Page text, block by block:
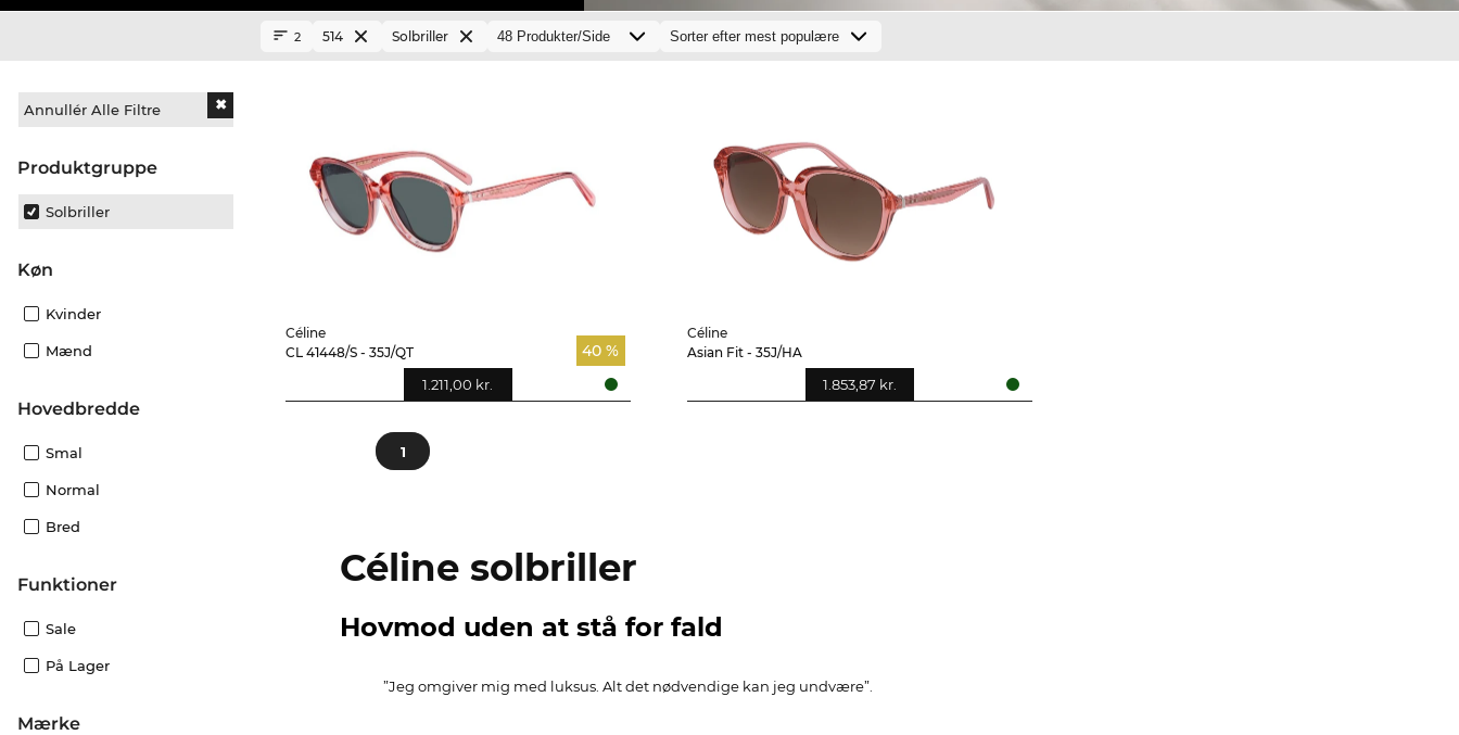
Annullér Alle Filtre
Produktgruppe
Solbriller
Køn
Kvinder
Mænd
Hovedbredde
Smal
Normal
Bred
funktioner
Sale
På Lager
Mærke
2 514 Solbriller
Céline
CL 41448/S - 35J/QT
40 %
1.211,00 kr.
Céline
Asian Fit - 35J/HA
1.853,87 kr.
1
Céline solbriller
Hovmod uden at stå for fald
”Jeg omgiver mig med luksus. Alt det nødvendige kan jeg undvære”.